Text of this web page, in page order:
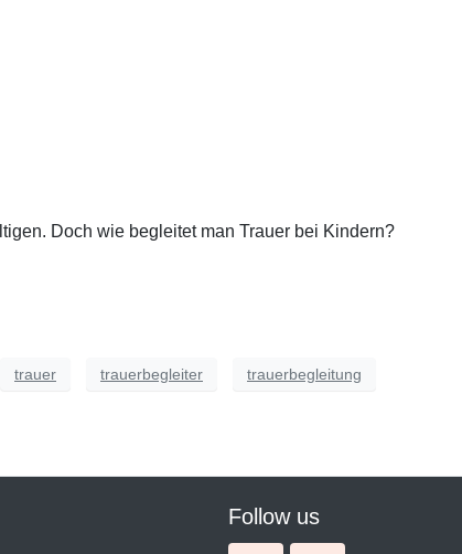
Doch wie begleitet man Trauer bei Kindern?
trauer trauerbegleiter trauerbegleitung
Follow us